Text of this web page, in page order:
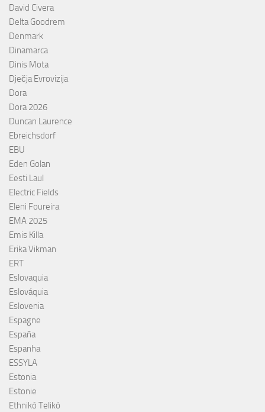
David Civera
Delta Goodrem
Denmark
Dinamarca
Dinis Mota
Dječja Evrovizija
Dora
Dora 2026
Duncan Laurence
Ebreichsdorf
EBU
Eden Golan
Eesti Laul
Electric Fields
Eleni Foureira
EMA 2025
Emis Killa
Erika Vikman
ERT
Eslovaquia
Eslováquia
Eslovenia
Espagne
España
Espanha
ESSYLA
Estonia
Estonie
Ethnikó Telikó